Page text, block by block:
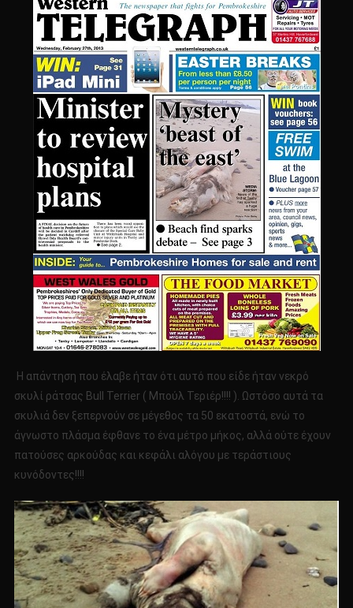
Η απάντηση που έλαβε ήταν ότι αυτό που είδε ήταν νεκρό
σκυλί ράτσας Bull Terrier ( Μπούλ Τεριέρ!!!! ). Ωστόσο αυτά τα
σκυλιά δεν ξεπερνούν σε μέγεθος τα 50 εκατοστά, ενώ το
άγνωστο πλάσμα έφθανε το ένα μέτρο μήκος, αλλά ούτε έχουν
πατούσες αρκούδας και κεφάλι αλόγου με τεράστιους
κυνόδοντες!!!!